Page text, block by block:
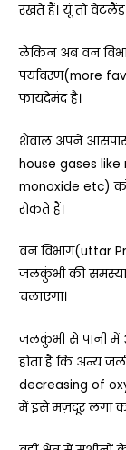
रखते हैं। यूं तो
लेकिन अब वन
पर्यावरण(more
फायदेमंद है।
शैवाल अपने आसपास
house gases
monoxide etc)
रोकते हैं।
वन विभाग(uttar
जलकुंभी की
चलाएगा।
जलकुंभी से पानी में
होता है कि अन्य
decreasing of
में इसे मज़दूर लगा